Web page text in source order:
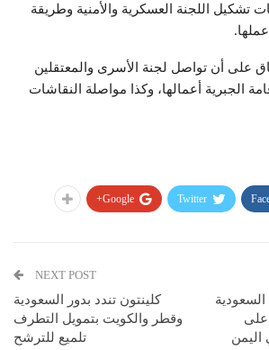
تشكيل اللجنة العسكرية والأمنية وطريقة
على أن تواصل لجنة الأسرى والمعتقلين
الجبرية أعمالها، وكذا مواصلة النقاشات
Twitter
Google+
على
اليمن
NEXT POST
كلينتون تندد بدور السعودية
وقطر والكويت بتمويل التطرف
تلميع للترشح